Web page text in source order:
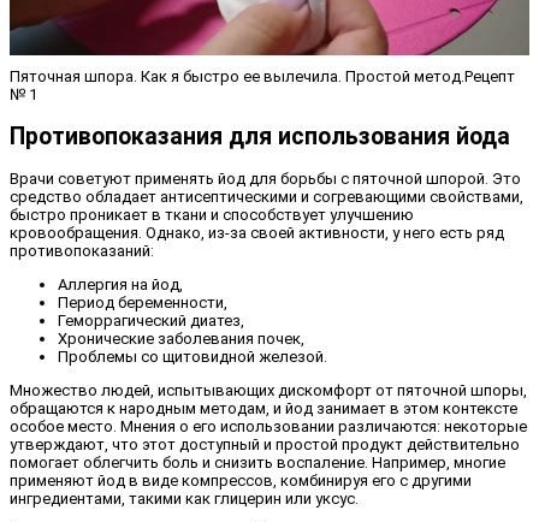
Пяточная шпора. Как я быстро ее вылечила. Простой метод.Рецепт
№ 1
Противопоказания для использования йода
Врачи советуют применять йод для борьбы с пяточной шпорой. Это
средство обладает антисептическими и согревающими свойствами,
быстро проникает в ткани и способствует улучшению
кровообращения. Однако, из-за своей активности, у него есть ряд
противопоказаний:
Аллергия на йод,
Период беременности,
Геморрагический диатез,
Хронические заболевания почек,
Проблемы со щитовидной железой.
Множество людей, испытывающих дискомфорт от пяточной шпоры,
обращаются к народным методам, и йод занимает в этом контексте
особое место. Мнения о его использовании различаются: некоторые
утверждают, что этот доступный и простой продукт действительно
помогает облегчить боль и снизить воспаление. Например, многие
применяют йод в виде компрессов, комбинируя его с другими
ингредиентами, такими как глицерин или уксус.